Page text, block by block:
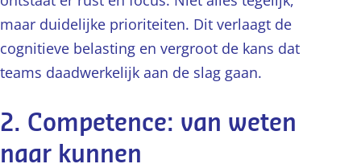
maar duidelijke prioriteiten. Dit verlaagt de
cognitieve belasting en vergroot de kans dat
teams daadwerkelijk aan de slag gaan.
2. Competence: van weten
naar kunnen